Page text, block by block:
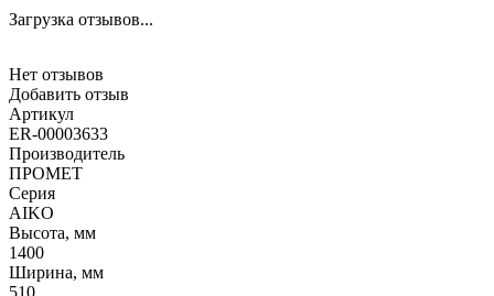
Загрузка отзывов...
Нет отзывов
Добавить отзыв
Артикул
ER-00003633
Производитель
ПРОМЕТ
Серия
AIKO
Высота, мм
1400
Ширина, мм
510